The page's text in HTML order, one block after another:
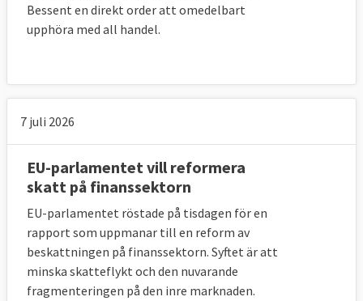
Bessent en direkt order att omedelbart
upphöra med all handel.
7 juli 2026
EU-parlamentet vill reformera
skatt på finanssektorn
EU-parlamentet röstade på tisdagen för en
rapport som uppmanar till en reform av
beskattningen på finanssektorn. Syftet är att
minska skatteflykt och den nuvarande
fragmenteringen på den inre marknaden.